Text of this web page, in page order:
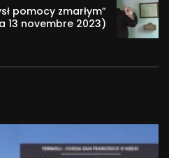
pomocy zmarłym”
13 novembre 2023)